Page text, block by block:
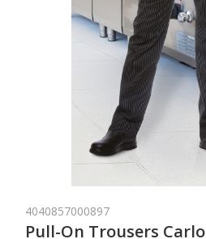
4040857000897
Pull-On Trousers Carlo